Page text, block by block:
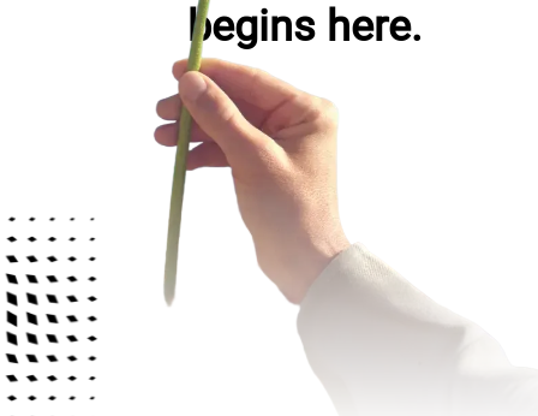
begins here.